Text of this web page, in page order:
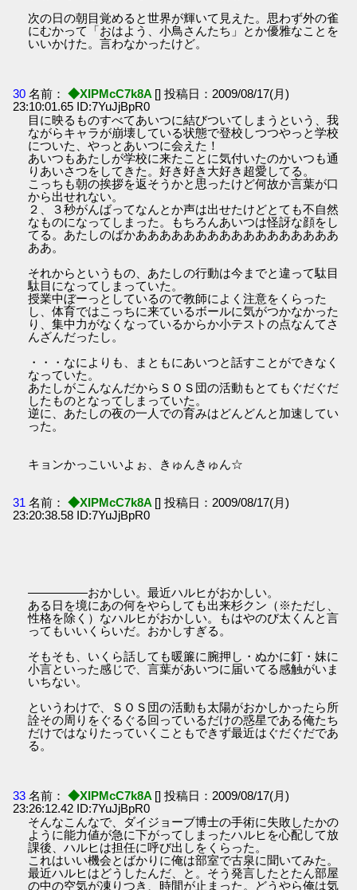
次の日の朝目覚めると世界が輝いて見えた。思わず外の雀
にむかって「おはよう、小鳥さんたち」とか優雅なことを
いいかけた。言わなかったけど。
30 名前： ◆XIPMcC7k8A [] 投稿日：2009/08/17(月)
23:10:01.65 ID:7YuJjBpR0
目に映るものすべてあいつに結びついてしまうという、我
ながらキャラが崩壊している状態で登校しつつやっと学校
についた、やっとあいつに会えた！
あいつもあたしが学校に来たことに気付いたのかいつも通
りあいさつをしてきた。好き好き大好き超愛してる。
こっちも朝の挨拶を返そうかと思ったけど何故か言葉が口
から出せれない。
２、３秒がんばってなんとか声は出せたけどとても不自然
なものになってしまった。もちろんあいつは怪訝な顔をし
てる。あたしのばかあああああああああああああああああ
ああ。
それからというもの、あたしの行動は今までと違って駄目
駄目になってしまっていた。
授業中ぼーっとしているので教師によく注意をくらった
し、体育ではこっちに来ているボールに気がつかなかった
り、集中力がなくなっているからか小テストの点なんてさ
んざんだったし。
・・・なによりも、まともにあいつと話すことができなく
なっていた。
あたしがこんなんだからＳＯＳ団の活動もとてもぐだぐだ
したものとなってしまっていた。
逆に、あたしの夜の一人での育みはどんどんと加速してい
った。
キョンかっこいいよぉ、きゅんきゅん☆
31 名前： ◆XIPMcC7k8A [] 投稿日：2009/08/17(月)
23:20:38.58 ID:7YuJjBpR0
―――――おかしい。最近ハルヒがおかしい。
ある日を境にあの何をやらしても出来杉クン（※ただし、
性格を除く）なハルヒがおかしい。もはやのび太くんと言
ってもいいくらいだ。おかしすぎる。
そもそも、いくら話しても暖簾に腕押し・ぬかに釘・妹に
小言といった感じで、言葉があいつに届いてる感触がいま
いちない。
というわけで、ＳＯＳ団の活動も太陽がおかしかったら所
詮その周りをぐるぐる回っているだけの惑星である俺たち
だけではなりたっていくこともできず最近はぐだぐだであ
る。
33 名前： ◆XIPMcC7k8A [] 投稿日：2009/08/17(月)
23:26:12.42 ID:7YuJjBpR0
そんなこんなで、ダイジョーブ博士の手術に失敗したかの
ように能力値が急に下がってしまったハルヒを心配して放
課後、ハルヒは担任に呼び出しをくらった。
これはいい機会とばかりに俺は部室で古泉に聞いてみた。
最近ハルヒはどうしたんだ、と。そう発言したとたん部屋
の中の空気が凍りつき、時間が止まった。どうやら俺は気